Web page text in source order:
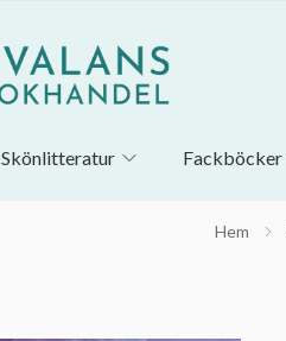
Skönlitteratur Fackböcker
Hem